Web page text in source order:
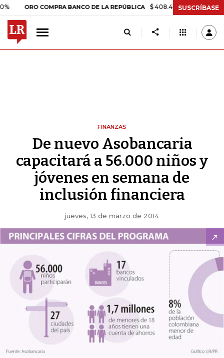
ORO COMPRA BANCO DE LA REPÚBLICA $ 408.498,97 +$ 8.753,81
SUSCRÍBASE
FINANZAS
De nuevo Asobancaria
capacitará a 56.000 niños y
jóvenes en semana de
inclusión financiera
jueves, 13 de marzo de 2014